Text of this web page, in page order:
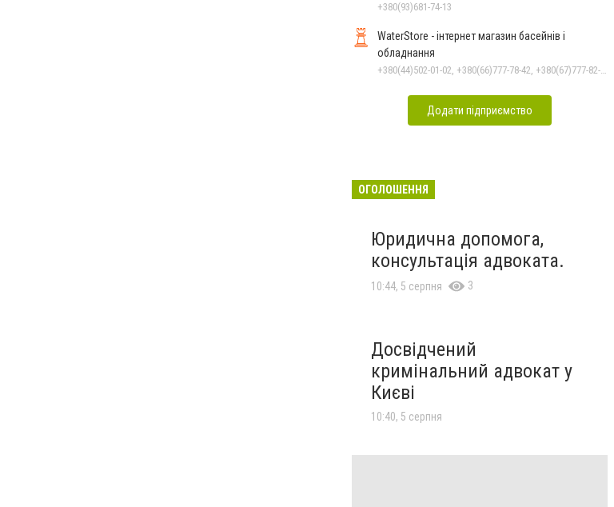
+380(93)681-74-13
WaterStore - інтернет магазин басейнів і
обладнання
+380(44)502-01-02, +380(66)777-78-42, +380(67)777-82-19, +380(67)890-80-80, +380(73)890-80-80, +380(44)502-01-03
Додати підприємство
ОГОЛОШЕННЯ
Юридична допомога,
консультація адвоката.
10:44, 5 серпня 3
Досвідчений
кримінальний адвокат у
Києві
10:40, 5 серпня